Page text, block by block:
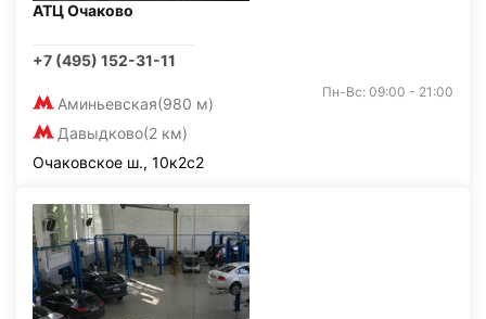
АТЦ Очаково
+7 (495) 152-31-11
Аминьевская(980 м)
Давыдково(2 км)
Пн-Вс: 09:00 - 21:00
Очаковское ш., 10к2с2